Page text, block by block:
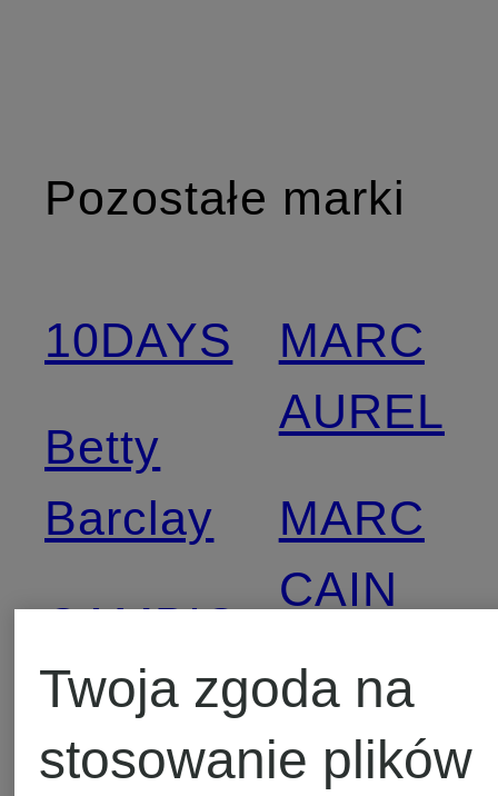
Pozostałe marki
10DAYS
Betty
Barclay
CAMBIO
CATNOIR
MARC
AUREL
MARC
CAIN
Marc
O'Polo
Twoja zgoda na
stosowanie plików